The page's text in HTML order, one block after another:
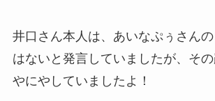
井口さん本人は、あいなぷぅさん
はないと発言していましたが、そ
やにやしていましたよ！